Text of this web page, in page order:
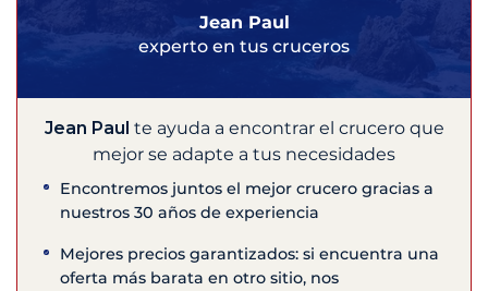
Jean Paul
experto en tus cruceros
Jean Paul te ayuda a encontrar el crucero que
mejor se adapte a tus necesidades
Encontremos juntos el mejor crucero gracias a
nuestros 30 años de experiencia
Mejores precios garantizados: si encuentra una
oferta más barata en otro sitio, nos